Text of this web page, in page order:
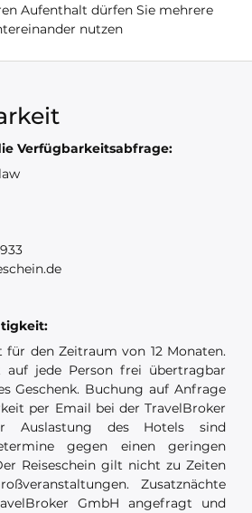
Aufenthalt dürfen Sie mehrere
nutzen
Verfügbarkeitsabfrage:
für den Zeitraum von 12 Monaten.
auf jede Person frei übertragbar
Geschenk. Buchung auf Anfrage
per Email bei der TravelBroker
Auslastung des Hotels sind
gegen einen geringen
Reiseschein gilt nicht zu Zeiten
Zusatznächte
GmbH angefragt und